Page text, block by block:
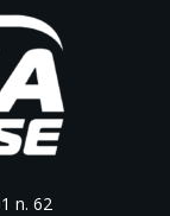
n. 62